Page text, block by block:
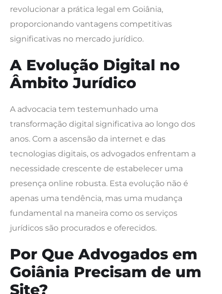
revolucionar a prática legal em Goiânia,
proporcionando vantagens competitivas
significativas no mercado jurídico.
A Evolução Digital no
Âmbito Jurídico
A advocacia tem testemunhado uma
transformação digital significativa ao longo dos
anos. Com a ascensão da internet e das
tecnologias digitais, os advogados enfrentam a
necessidade crescente de estabelecer uma
presença online robusta. Esta evolução não é
apenas uma tendência, mas uma mudança
fundamental na maneira como os serviços
jurídicos são procurados e oferecidos.
Por Que Advogados em
Goiânia Precisam de um
Site?